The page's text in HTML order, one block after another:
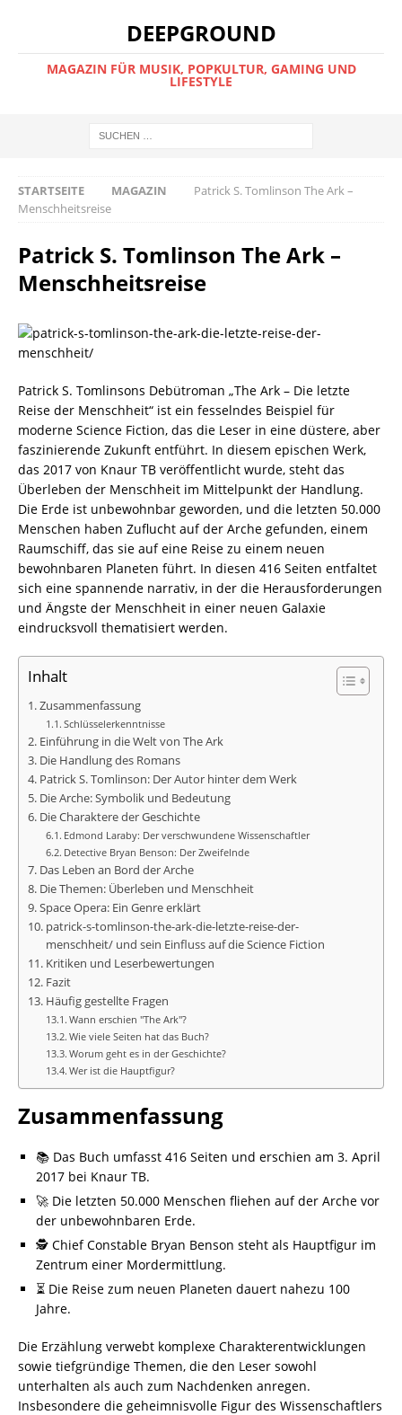
DEEPGROUND
MAGAZIN FÜR MUSIK, POPKULTUR, GAMING UND
LIFESTYLE
STARTSEITE MAGAZIN
Patrick S. Tomlinson The Ark –
Menschheitsreise
Patrick S. Tomlinson The Ark –
Menschheitsreise
Patrick S. Tomlinsons Debütroman „The Ark – Die letzte
Reise der Menschheit“ ist ein fesselndes Beispiel für
moderne Science Fiction, das die Leser in eine düstere, aber
faszinierende Zukunft entführt. In diesem epischen Werk,
das 2017 von Knaur TB veröffentlicht wurde, steht das
Überleben der Menschheit im Mittelpunkt der Handlung.
Die Erde ist unbewohnbar geworden, und die letzten 50.000
Menschen haben Zuflucht auf der Arche gefunden, einem
Raumschiff, das sie auf eine Reise zu einem neuen
bewohnbaren Planeten führt. In diesen 416 Seiten entfaltet
sich eine spannende narrativ, in der die Herausforderungen
und Ängste der Menschheit in einer neuen Galaxie
eindrucksvoll thematisiert werden.
Inhalt
Zusammenfassung
Schlüsselerkenntnisse
Einführung in die Welt von The Ark
Die Handlung des Romans
Patrick S. Tomlinson: Der Autor hinter dem Werk
Die Arche: Symbolik und Bedeutung
Die Charaktere der Geschichte
Edmond Laraby: Der verschwundene Wissenschaftler
Detective Bryan Benson: Der Zweifelnde
Das Leben an Bord der Arche
Die Themen: Überleben und Menschheit
Space Opera: Ein Genre erklärt
patrick-s-tomlinson-the-ark-die-letzte-reise-der-
menschheit/ und sein Einfluss auf die Science Fiction
Kritiken und Leserbewertungen
Fazit
Häufig gestellte Fragen
Wann erschien "The Ark"?
Wie viele Seiten hat das Buch?
Worum geht es in der Geschichte?
Wer ist die Hauptfigur?
Zusammenfassung
📚 Das Buch umfasst 416 Seiten und erschien am 3. April
2017 bei Knaur TB.
🚀 Die letzten 50.000 Menschen fliehen auf der Arche vor
der unbewohnbaren Erde.
🕵️ Chief Constable Bryan Benson steht als Hauptfigur im
Zentrum einer Mordermittlung.
⏳ Die Reise zum neuen Planeten dauert nahezu 100
Jahre.
Die Erzählung verwebt komplexe Charakterentwicklungen
sowie tiefgründige Themen, die den Leser sowohl
unterhalten als auch zum Nachdenken anregen.
Insbesondere die geheimnisvolle Figur des Wissenschaftlers